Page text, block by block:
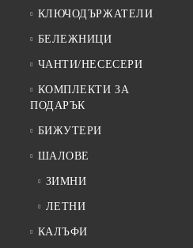
КЛЮЧОДЪРЖАТЕЛИ
БЕЛЕЖНИЦИ
ЧАНТИ/НЕСЕСЕРИ
КОМПЛЕКТИ ЗА
ПОДАРЪК
БИЖУТЕРИ
ШАЛОВЕ
ЗИМНИ
ЛЕТНИ
КАЛЪФИ